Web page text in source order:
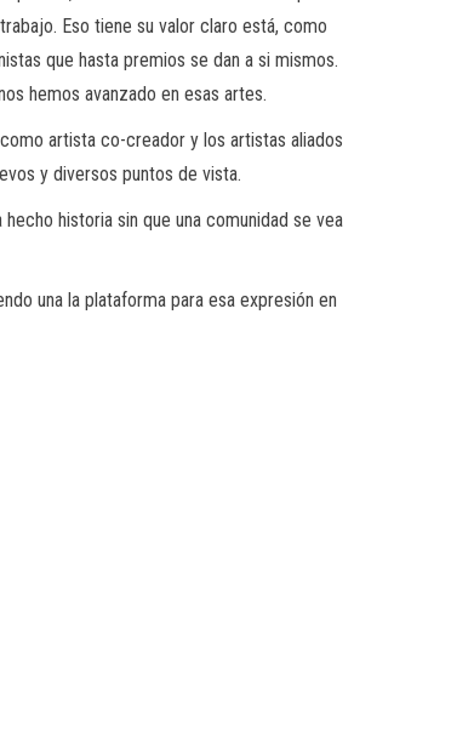
Eso tiene su valor claro está, como
que hasta premios se dan a si mismos.
hemos avanzado en esas artes.
artista co-creador y los artistas aliados
y diversos puntos de vista.
historia sin que una comunidad se vea
una la plataforma para esa expresión en